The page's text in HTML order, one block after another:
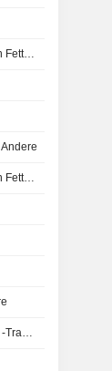
Herstellung von Stärke, pflanzlichen Fetten und Ölen
Herstellung von Stärke, pflanzlichen Fetten und Ölen
Sonstige Immobilien-Entwicklung & -Transaktionen